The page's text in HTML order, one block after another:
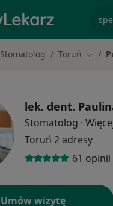
Stomatolog Toruń
lek. dent.
Stomatolog ·
Toruń 2 adresy
61 opinii
Umów wizytę